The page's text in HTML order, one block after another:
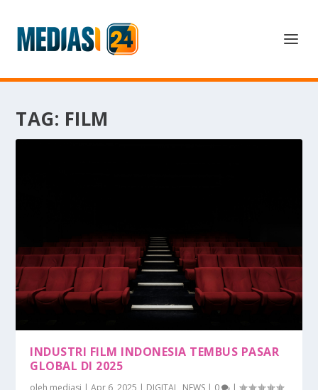
TAG: FILM
INDUSTRI FILM INDONESIA TEMBUS PASAR
GLOBAL DI 2025
oleh mediasi |Apr 6, 2025 | DIGITAL, NEWS | 0 |